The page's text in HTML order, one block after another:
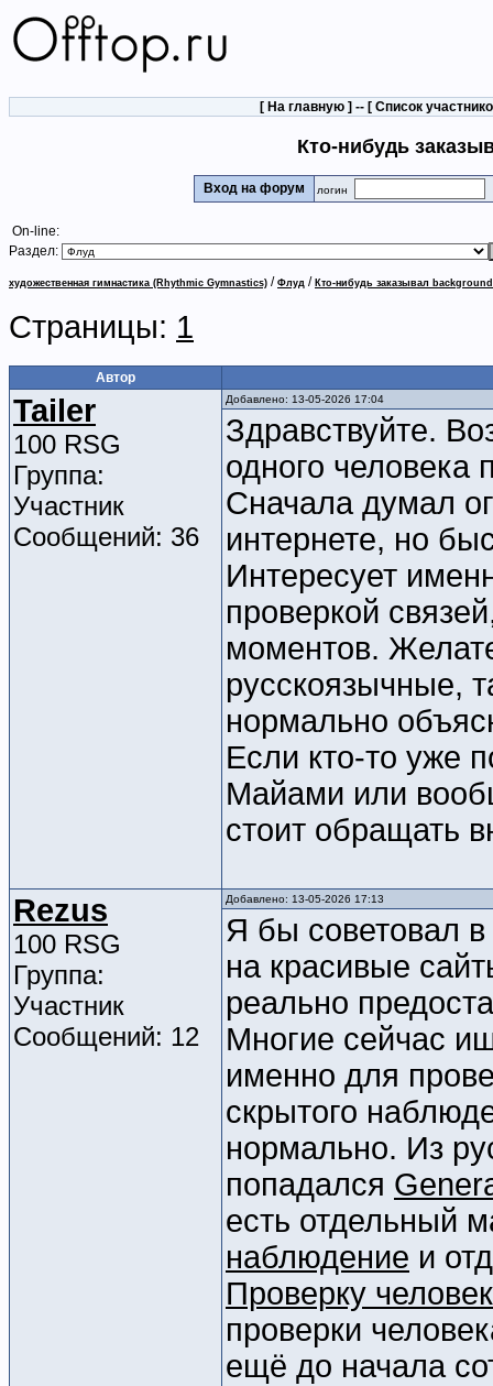
[ На главную ] -- [ Список
Кто-нибудь
Вход на форум логин
On-line:
Раздел:
художественная гимнастика (Rhythmic Gymnastics) / Флуд / Кто-нибудь заказывал
Страницы: 1
Автор
Tailer
100 RSG
Группа:
Участник
Сообщений: 36
Добавлено: 13-05-2026 17:04
Здравствуйте.
одного
Сначала думал
интернете, но
Интересует
проверкой
моментов.
русскоязычные,
нормально
Если кто-то уже
Майами или
стоит обращать
Rezus
100 RSG
Группа:
Участник
Сообщений: 12
Добавлено: 13-05-2026 17:13
Я бы советовал в
на красивые
реально
Многие сейчас
именно для
скрытого
нормально. Из
попадался
есть отдельный
наблюдение и
Проверку
проверки
ещё до начала